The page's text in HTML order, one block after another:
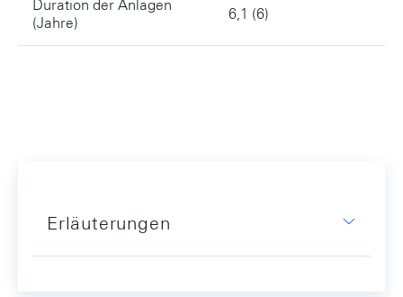
Duration der Anlagen
(Jahre)
6,1 (6)
Erläuterungen